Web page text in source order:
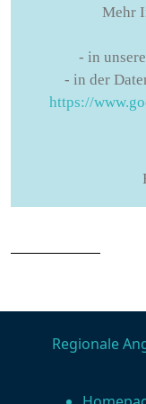
Mehr
- in
- in der
https://
Regionale